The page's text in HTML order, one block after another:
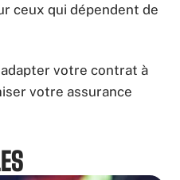
ceux qui dépendent de
votre contrat à
votre assurance